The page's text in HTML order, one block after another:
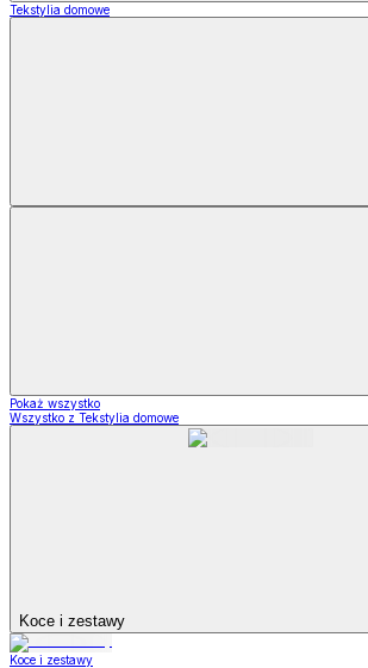
Tekstylia domowe
Pokaż wszystko
Wszystko z Tekstylia domowe
Koce i zestawy
Koce i zestawy